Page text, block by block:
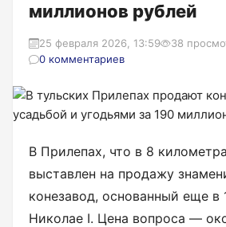
миллионов рублей
25 февраля 2026, 13:59
38
0 комментариев
В Прилепах, что в 8
выставлен на продажу
конезавод, основанный еще в
Николае I. Цена вопроса —